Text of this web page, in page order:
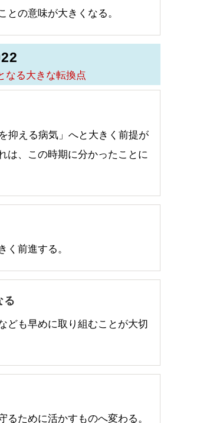
の意味が大きくなる。
なる大きな転換点
抑える病気」へと大きく前提が
は、この時期に分かったことに
く前進する。
る
ども早めに取り組むことが大切
ために活かすものへ変わる。